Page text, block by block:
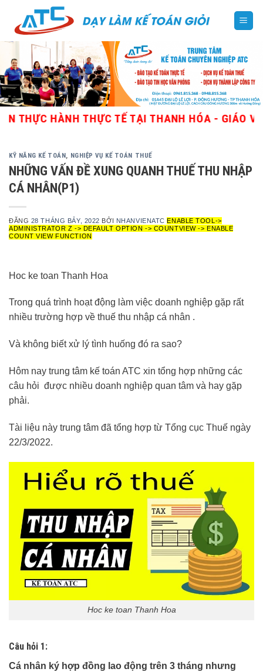
content
HÀNH THỰC TẾ TẠI THANH HÓA - GIÁO VIÊN
KỸ NĂNG KẾ TOÁN, NGHIỆP VỤ KẾ TOÁN THUẾ
NHỮNG VẤN ĐỀ XUNG QUANH THUẾ THU NHẬP
CÁ NHÂN(P1)
ĐĂNG 28 THÁNG BẢY, 2022 BỞI NHANVIENATC ENABLE TOOL->
ADMINISTRATOR Z -> DEFAULT OPTION -> COUNTVIEW -> ENABLE
COUNT VIEW FUNCTION
Hoc ke toan Thanh Hoa
Trong quá trình hoạt động làm việc doanh nghiệp gặp rất
nhiều trường hợp về thuế thu nhập cá nhân .
Và không biết xử lý tình huống đó ra sao?
Hôm nay trung tâm kế toán ATC xin tổng hợp những các
câu hỏi được nhiều doanh nghiệp quan tâm và hay gặp
phải.
Tài liệu này trung tâm đã tổng hợp từ Tổng cục Thuế ngày
22/3/2022.
Hoc ke toan Thanh Hoa
Câu hỏi 1:
Cá nhân ký hợp đồng lao động trên 3 tháng nhưng